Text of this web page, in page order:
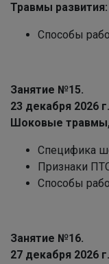
Травмы
Способы
Занятие №15.
23 декабря 2026
Шоковые
Специфика
Признаки
Способы
Занятие №16.
27 декабря 2026